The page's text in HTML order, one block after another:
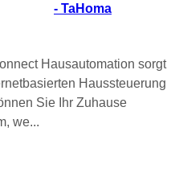
- TaHoma
Hausautomation sorgt
Haussteuerung
Sie Ihr Zuhause
we...